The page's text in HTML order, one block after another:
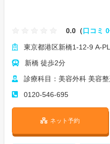
0.0（口コミ
東京都港区新橋1-12-9 A-
新橋 徒歩2分
診療科目：美容外科 美容
0120-546-695
ネット予約